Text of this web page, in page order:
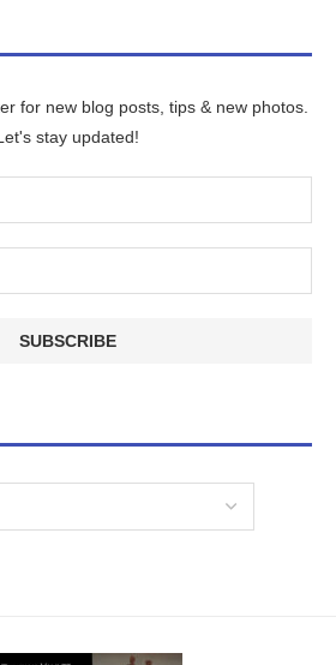
for new blog posts, tips & new photos.
stay updated!